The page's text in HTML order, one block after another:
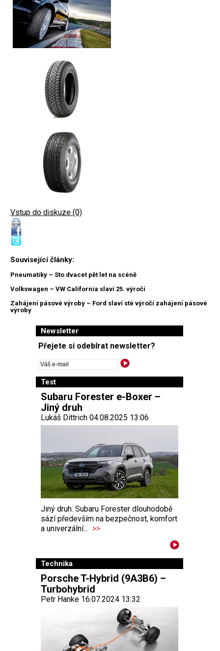
Vstup do diskuze (0)
Související články:
Pneumatiky – Sto dvacet pět let na scéně
Volkswagen – VW California slaví 25. výročí
Zahájení pásové výroby – Ford slaví sté výročí zahájení pásové
výroby
Newsletter
Přejete si odebírat newsletter?
Test
Subaru Forester e-Boxer –
Jiný druh
Lukáš Dittrich 04.08.2025 13:06
Jiný druh. Subaru Forester dlouhodobě
sází především na bezpečnost, komfort
a univerzální... >>
Technika
Porsche T-Hybrid (9A3B6) –
Turbohybrid
Petr Hanke 16.07.2024 13:32